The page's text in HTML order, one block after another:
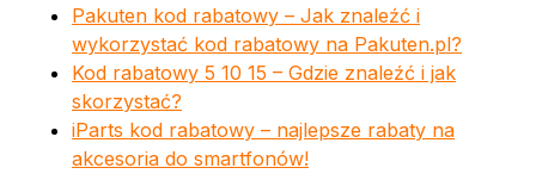
Pakuten kod rabatowy – Jak znaleźć i
wykorzystać kod rabatowy na Pakuten.pl?
Kod rabatowy 5 10 15 – Gdzie znaleźć i jak
skorzystać?
iParts kod rabatowy – najlepsze rabaty na
akcesoria do smartfonów!